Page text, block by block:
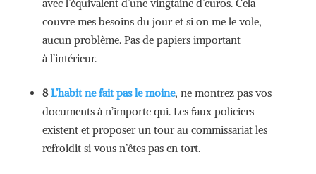
avec l’équivalent d’une vingtaine d’euros. Cela
couvre mes besoins du jour et si on me le vole,
aucun problème. Pas de papiers important
à l’intérieur.
8L’habit ne fait pas le moine, ne montrez pas vos
documents à n’importe qui. Les faux policiers
existent et proposer un tour au commissariat les
refroidit si vous n’êtes pas en tort.